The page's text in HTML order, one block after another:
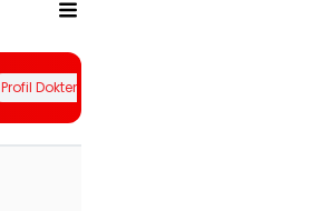
Profil Dokter